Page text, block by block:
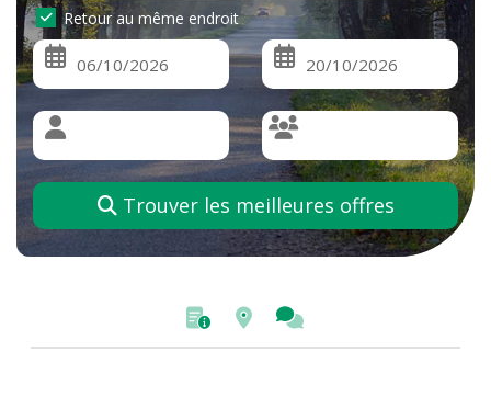
Retour au même endroit
Trouver les meilleures offres